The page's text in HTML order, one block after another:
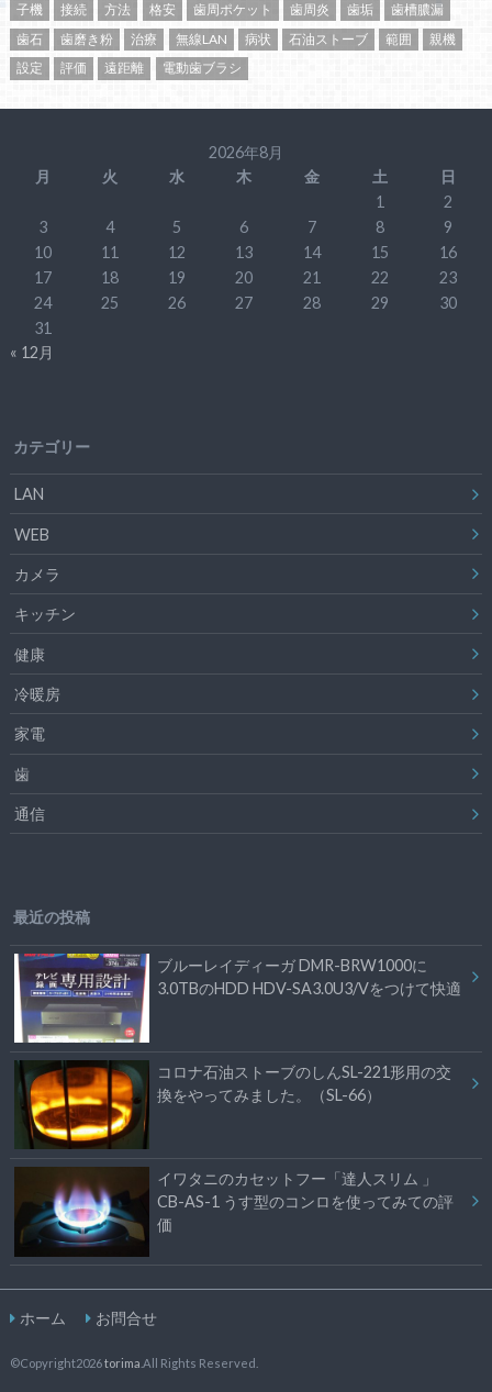
子機
接続 方法 格安 歯周ポケット 歯周炎 歯垢
歯槽膿漏
歯石
歯磨き粉 治療 無線LAN 病状 石油ストーブ 範囲
親機
設定
評価 遠距離 電動歯ブラシ
2026年8月
月
火 水 木 金 土
日
1
2
3
4 5 6 7 8
9
10
11 12 13 14 15
16
17
18 19 20 21 22
23
24
25 26 27 28 29
30
31
« 12月
カテゴリー
LAN
WEB
カメラ
キッチン
健康
冷暖房
家電
歯
通信
最近の投稿
ブルーレイディーガ DMR-BRW1000に
3.0TBのHDD HDV-SA3.0U3/Vをつけて快適
コロナ石油ストーブのしんSL-221形用の交
換をやってみました。（SL-66）
イワタニのカセットフー「達人スリム 」
CB-AS-1 うす型のコンロを使ってみての評
価
ホーム お問合せ
©Copyright2026torima .All Rights Reserved.